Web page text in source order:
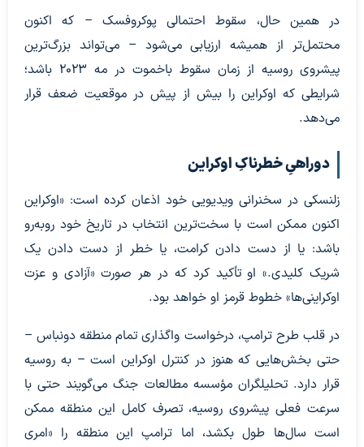
در همین حال، سقوط احتمالی پوکروفسک – که اکنون
محتمل‌تر از همیشه ارزیابی می‌شود – می‌تواند بزرگ‌ترین
پیشروی روسیه از زمان سقوط باخموت در مه ۲۰۲۳ باشد؛
شرایطی که اوکراین را بیش از پیش در موقعیت ضعف قرار
می‌دهد.
دوراهیِ خطرناکِ اوکراین
زلنسکی در سخنرانی ویدیویی خود اذعان کرده است: «اوکراین
اکنون ممکن است با سخت‌ترین انتخاب در تاریخ خود روبه‌رو
باشد: یا از دست دادن کرامت، یا خطر از دست دادن یک
شریک کلیدی.» او تأکید کرد که در هر صورت «آزادی و عزت
اوکراینی‌ها» خطوط قرمز او خواهد بود.
در قلب طرح ترامپ، درخواست واگذاری تمام منطقه دونباس –
حتی بخش‌هایی که هنوز در کنترل اوکراین است – به روسیه
قرار دارد. تحلیلگران مؤسسه مطالعات جنگ می‌گویند حتی با
سرعت فعلی پیشروی روسیه، تصرف کامل این منطقه ممکن
است سال‌ها طول بکشد، اما ترامپ این منطقه را «امری